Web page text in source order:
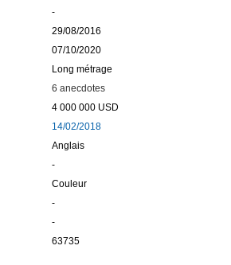
-
29/08/2016
07/10/2020
Long métrage
6 anecdotes
4 000 000 USD
14/02/2018
Anglais
-
Couleur
-
-
63735